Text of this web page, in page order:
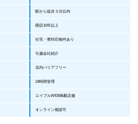
駅から徒歩３分以内
開店10年以上
社宅・寮対応物件あり
引越会社紹介
店内バリアフリー
24時間管理
エイブルWEB掲載店舗
オンライン相談可